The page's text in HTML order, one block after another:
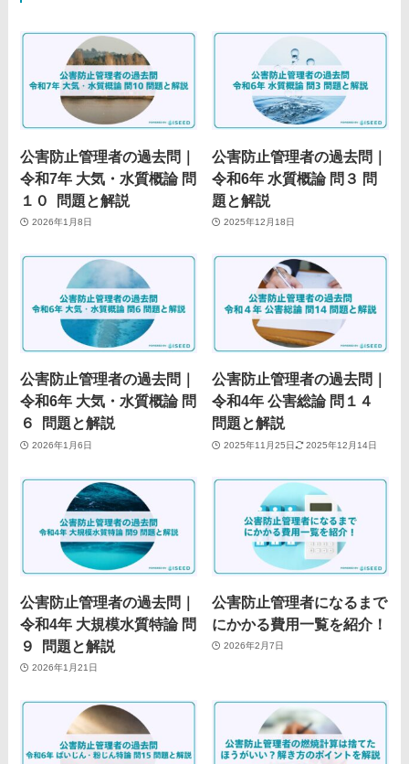
公害防止管理者の過去問｜
令和7年 大気・水質概論 問
１０ 問題と解説
2026年1月8日
公害防止管理者の過去問｜
令和6年 水質概論 問３ 問
題と解説
2025年12月18日
公害防止管理者の過去問｜
令和6年 大気・水質概論 問
６ 問題と解説
2026年1月6日
公害防止管理者の過去問｜
令和4年 公害総論 問１４
問題と解説
2025年11月25日 2025年12月14日
公害防止管理者の過去問｜
令和4年 大規模水質特論 問
９ 問題と解説
2026年1月21日
公害防止管理者になるまで
にかかる費用一覧を紹介！
2026年2月7日